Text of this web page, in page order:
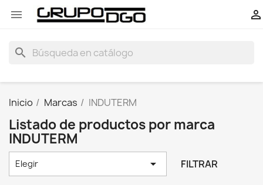
 
search
Inicio Marcas INDUTERM
Listado de productos por marca
INDUTERM
Elegir  FILTRAR